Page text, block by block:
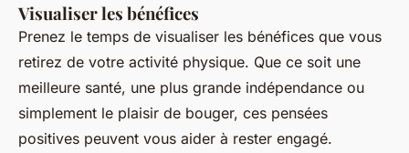
Visualiser les bénéfices
Prenez le temps de visualiser les bénéfices que vous
retirez de votre activité physique. Que ce soit une
meilleure santé, une plus grande indépendance ou
simplement le plaisir de bouger, ces pensées
positives peuvent vous aider à rester engagé.